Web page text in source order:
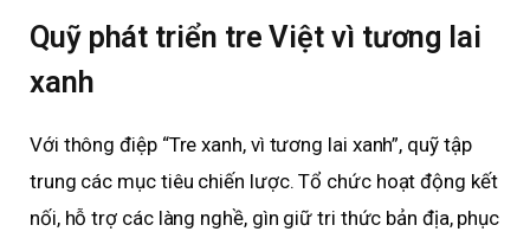
Quỹ phát triển tre Việt vì tương lai
xanh
Với thông điệp “Tre xanh, vì tương lai xanh”, quỹ tập
trung các mục tiêu chiến lược. Tổ chức hoạt động kết
nối, hỗ trợ các làng nghề, gìn giữ tri thức bản địa, phục